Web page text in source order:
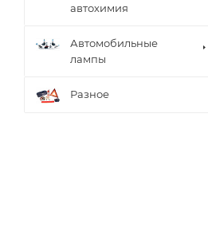
автохимия
Автомобильные
лампы
Разное